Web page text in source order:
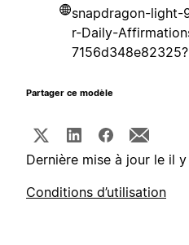
snapdragon-light-
r-Daily-
Partager ce modèle
Dernière mise à jour le il
Conditions d’utilisation